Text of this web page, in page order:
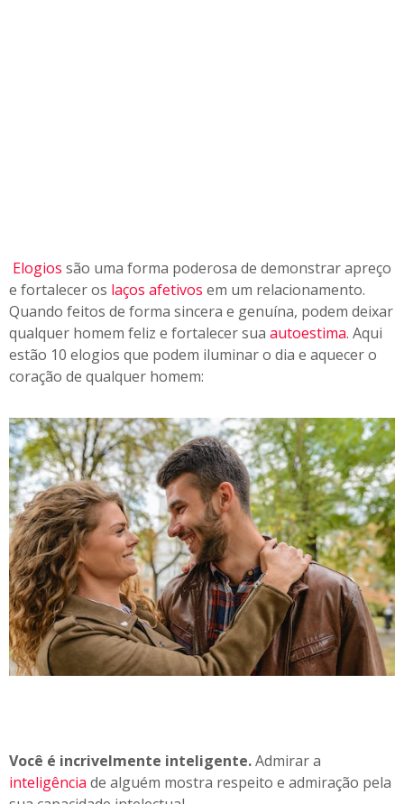
Elogios são uma forma poderosa de demonstrar apreço
e fortalecer os laços afetivos em um relacionamento.
Quando feitos de forma sincera e genuína, podem deixar
qualquer homem feliz e fortalecer sua autoestima. Aqui
estão 10 elogios que podem iluminar o dia e aquecer o
coração de qualquer homem:
Você é incrivelmente inteligente.Admirar a
inteligência de alguém mostra respeito e admiração pela